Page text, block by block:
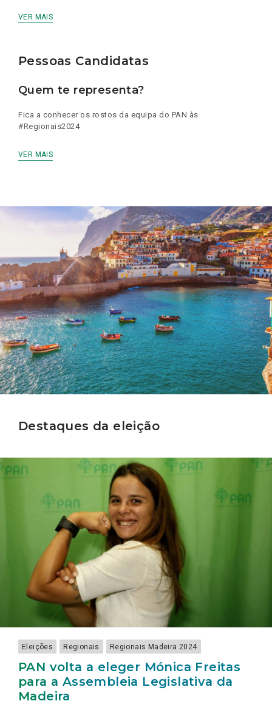
VER MAIS
Pessoas Candidatas
Quem te representa?
Fica a conhecer os rostos da equipa do PAN às
#Regionais2024
VER MAIS
Destaques da eleição
Eleições Regionais Regionais Madeira 2024
PAN volta a eleger Mónica Freitas
para a Assembleia Legislativa da
Madeira